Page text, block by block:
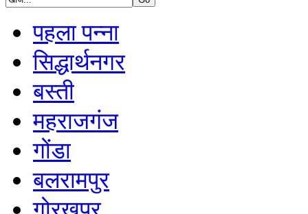
पहला पन्ना
सिद्धार्थनगर
बस्ती
महराजगंज
गोंडा
बलरामपुर